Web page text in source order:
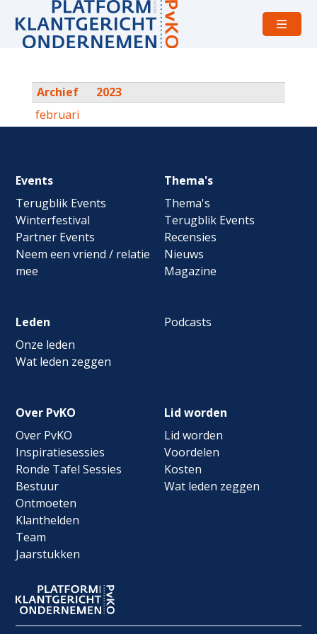
Open
Archief
2023
februari
Footer
navigation
Events
Terugblik Events
Winterfestival
Partner Events
Neem een vriend / relatie
mee
Thema's
Thema's
Terugblik Events
Recensies
Nieuws
Magazine
Leden
Onze leden
Wat leden zeggen
Podcasts
Over PvKO
Over PvKO
Inspiratiesessies
Ronde Tafel Sessies
Bestuur
Ontmoeten
Klanthelden
Team
Jaarstukken
Lid worden
Lid worden
Voordelen
Kosten
Wat leden zeggen